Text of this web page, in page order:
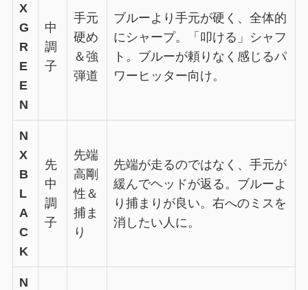
X
G
R
E
E
N
中
調
子
手元
硬め
＆強
弾道
ブルーより手元が硬く、全体的
にシャープ。「叩ける」シャフ
ト。ブルーが頼りなく感じるパ
ワーヒッター向け。
N
X
B
L
A
C
K
先
中
調
子
先端
高剛
性＆
捕ま
り
先端が走るのではなく、手元が
緩んでヘッドが返る。ブルーよ
り捕まりが良い。右へのミスを
消したい人に。
N